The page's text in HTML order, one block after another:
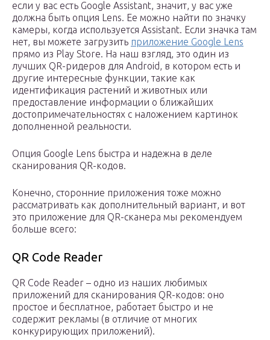
если у вас есть Google Assistant, значит, у вас уже
должна быть опция Lens. Ее можно найти по значку
камеры, когда используется Assistant. Если значка там
нет, вы можете загрузить приложение Google Lens
прямо из Play Store. На наш взгляд, это один из
лучших QR-ридеров для Android, в котором есть и
другие интересные функции, такие как
идентификация растений и животных или
предоставление информации о ближайших
достопримечательностях с наложением картинок
дополненной реальности.
Опция Google Lens быстра и надежна в деле
сканирования QR-кодов.
Конечно, сторонние приложения тоже можно
рассматривать как дополнительный вариант, и вот
это приложение для QR-сканера мы рекомендуем
больше всего:
QR Code Reader
QR Code Reader – одно из наших любимых
приложений для сканирования QR-кодов: оно
простое и бесплатное, работает быстро и не
содержит рекламы (в отличие от многих
конкурирующих приложений).